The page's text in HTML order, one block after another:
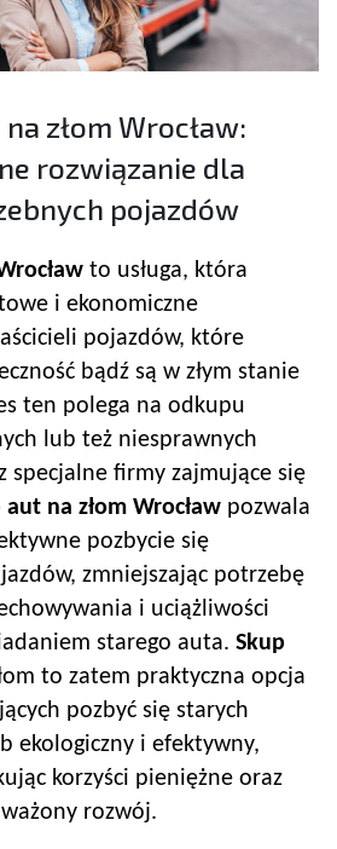
złom Wrocław:
rozwiązanie dla
pojazdów
to usługa, która
i ekonomiczne
pojazdów, które
bądź są w złym stanie
ten polega na odkupu
lub też niesprawnych
specjalne firmy zajmujące się
aut na złom Wrocław pozwala
pozbycie się
zmniejszając potrzebę
i uciążliwości
starego auta. Skup
to zatem praktyczna opcja
pozbyć się starych
ekologiczny i efektywny,
korzyści pieniężne oraz
rozwój.